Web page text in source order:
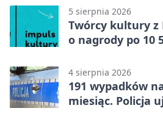
5 sierpnia 2026
Twórcy kultury z
o nagrody po 10
4 sierpnia 2026
191 wypadków
miesiąc. Policja